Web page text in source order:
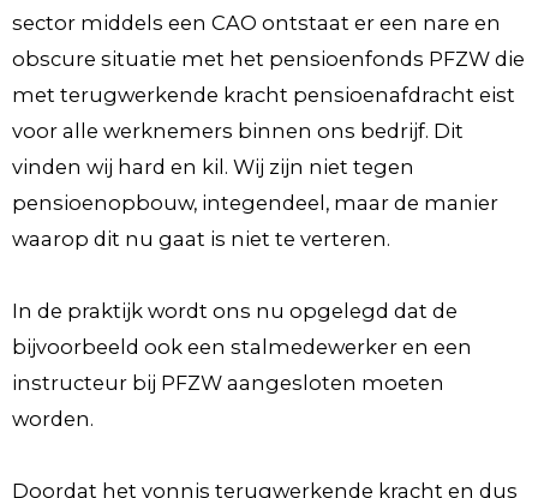
sector middels een CAO ontstaat er een nare en
obscure situatie met het pensioenfonds PFZW die
met terugwerkende kracht pensioenafdracht eist
voor alle werknemers binnen ons bedrijf. Dit
vinden wij hard en kil. Wij zijn niet tegen
pensioenopbouw, integendeel, maar de manier
waarop dit nu gaat is niet te verteren.
In de praktijk wordt ons nu opgelegd dat de
bijvoorbeeld ook een stalmedewerker en een
instructeur bij PFZW aangesloten moeten
worden.
Doordat het vonnis terugwerkende kracht en dus